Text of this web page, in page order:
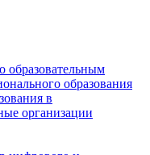
образовательным
образования
в
организации